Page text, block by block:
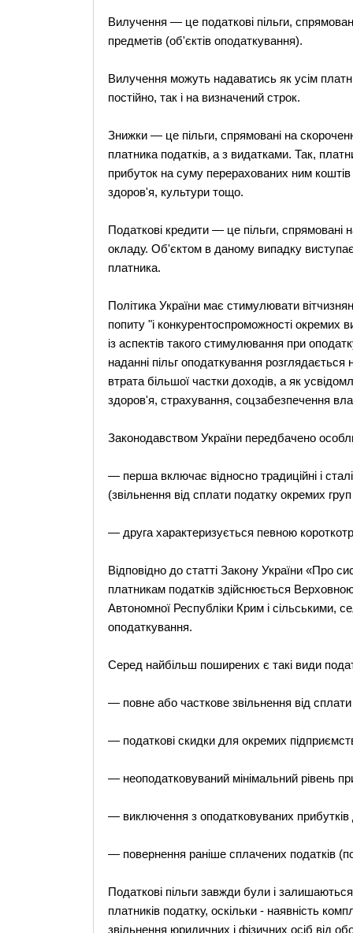
Вилучення — це податкові пільги,
предметів (об'єктів оподаткування).
Вилучення можуть надаватись як усім
постійно, так і на визначений строк.
Знижки — це пільги, спрямовані на
платника податків, а з видатками. Так,
прибуток на суму перерахованих ним
здоров'я, культури тощо.
Податкові кредити — це пільги, спрямовані
окладу. Об'єктом в даному випадку
платника.
Політика України має стимулювати
попиту "і конкурентоспроможності окремих
із аспектів такого стимулювання при
наданні пільг оподаткування
втрата більшої частки доходів, а як
здоров'я, страхування, соцзабезпечення
Законодавством України передбачено
— перша включає відносно традиційні і
(звільнення від сплати податку окремих
— друга характеризується певною
Відповідно до статті Закону України «Про
платникам податків здійснюється
Автономної Республіки Крим і сільськими,
оподаткування.
Серед найбільш поширених є такі види
— повне або часткове звільнення від сплати
— податкові скидки для окремих
— неоподатковуваний мінімальний рівень
— виключення з оподатковуваних прибутків
— повернення раніше сплачених податків
Податкові пільги завжди були і
платників податку, оскільки - наявність
звільнення юридичних і фізичних осіб від